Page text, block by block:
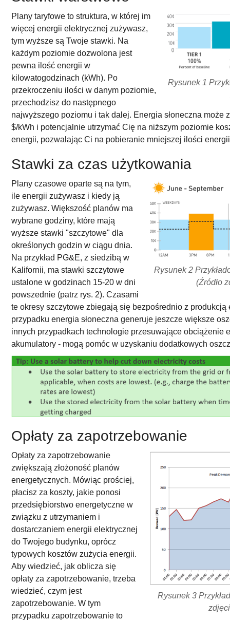
Rysunek 1
Plany taryfowe to struktura, w której im
więcej energii elektrycznej zużywasz,
tym wyższe są Twoje stawki. Na
każdym poziomie dozwolona jest
pewna ilość energii w
kilowatogodzinach (kWh). Po
przekroczeniu ilości w danym poziomie,
przechodzisz do następnego
najwyższego poziomu i tak dalej. Energia słoneczna może
$/kWh i potencjalnie utrzymać Cię na niższym poziomie
energii, pozwalając Ci na pobieranie mniejszej ilości
Stawki za czas użytkowania
Rysunek 2
(Źródło
Plany czasowe oparte są na tym,
ile energii zużywasz i kiedy ją
zużywasz. Większość planów ma
wybrane godziny, które mają
wyższe stawki "szczytowe" dla
określonych godzin w ciągu dnia.
Na przykład PG&E, z siedzibą w
Kalifornii, ma stawki szczytowe
ustalone w godzinach 15-20 w dni
powszednie (patrz rys. 2). Czasami
te okresy szczytowe zbiegają się bezpośrednio z produkcją
przypadku energia słoneczna generuje jeszcze większe
innych przypadkach technologie przesuwające obciążenie
akumulatory - mogą pomóc w uzyskaniu dodatkowych
Opłaty za zapotrzebowanie
Rysunek 3
Opłaty za zapotrzebowanie
zwiększają złożoność planów
energetycznych. Mówiąc prościej,
płacisz za koszty, jakie ponosi
przedsiębiorstwo energetyczne w
związku z utrzymaniem i
dostarczaniem energii elektrycznej
do Twojego budynku, oprócz
typowych kosztów zużycia energii.
Aby wiedzieć, jak oblicza się
opłaty za zapotrzebowanie, trzeba
wiedzieć, czym jest
zapotrzebowanie. W tym
przypadku zapotrzebowanie to